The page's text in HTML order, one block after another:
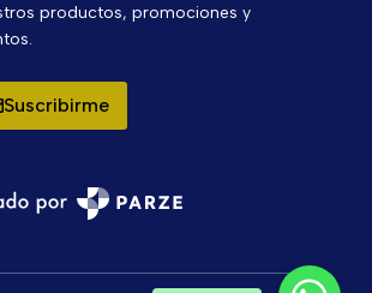
productos, promociones y
Suscribirme